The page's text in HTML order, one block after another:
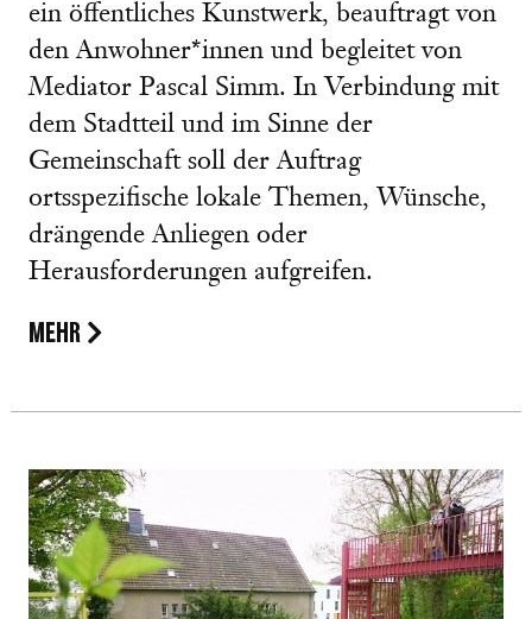
ein öffentliches Kunstwerk, beauftragt von
den Anwohner*innen und begleitet von
Mediator Pascal Simm. In Verbindung mit
dem Stadtteil und im Sinne der
Gemeinschaft soll der Auftrag
ortsspezifische lokale Themen, Wünsche,
drängende Anliegen oder
Herausforderungen aufgreifen.
MEHR